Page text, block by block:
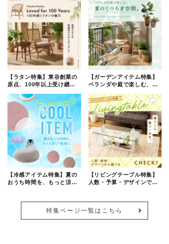
【ラタン特集】東谷創業の
原点、100年以上受け継が
【ガーデンアイテム特集】
ベランダや庭で楽しむ、夏
【冷感アイテム特集】夏の
おうち時間を、もっと涼し
【リビングテーブル特集】
人数・予算・デザインで選
特集ページ一覧はこちら